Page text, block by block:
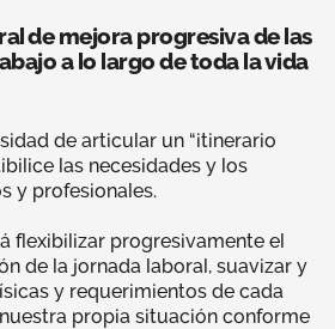
de mejora progresiva de las
a lo largo de toda la vida
de articular un “itinerario
las necesidades y los
y profesionales.
flexibilizar progresivamente el
de la jornada laboral, suavizar y
y requerimientos de cada
propia situación conforme